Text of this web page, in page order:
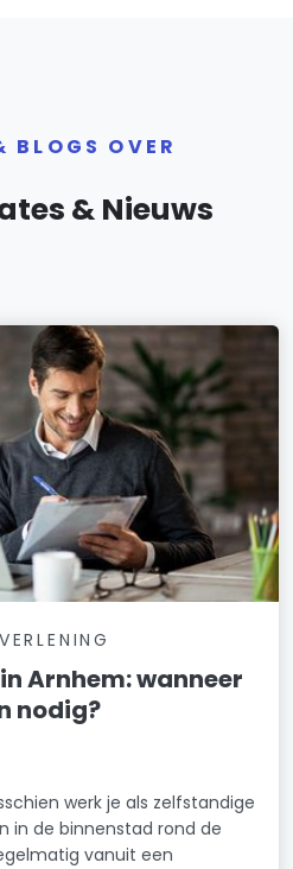
BLOGS OVER
& Nieuws
Arnhem: wanneer
nodig?
werk je als zelfstandige
in de binnenstad rond de
vanuit een